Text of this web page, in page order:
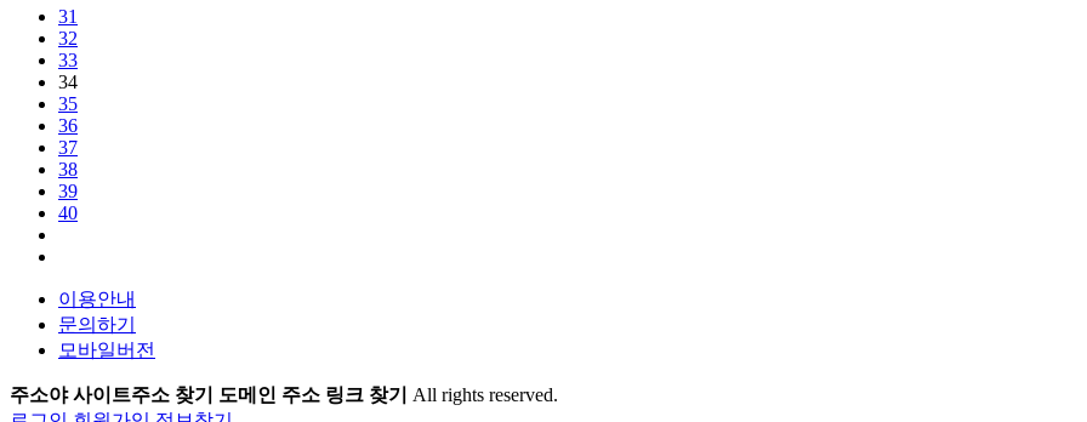
31
32
33
34
35
36
37
38
39
40
이용안내
문의하기
모바일버전
주소야 사이트주소 찾기 도메인 주소 링크 찾기 All rights reserved.